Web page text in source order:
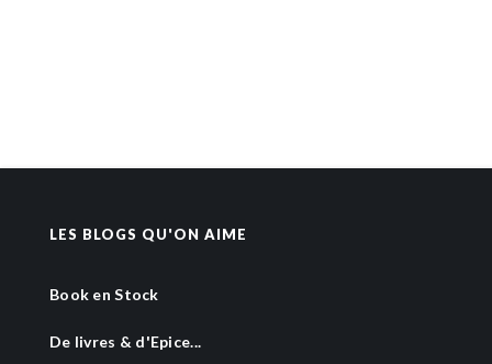
LES BLOGS QU'ON AIME
Book en Stock
De livres & d'Epice...